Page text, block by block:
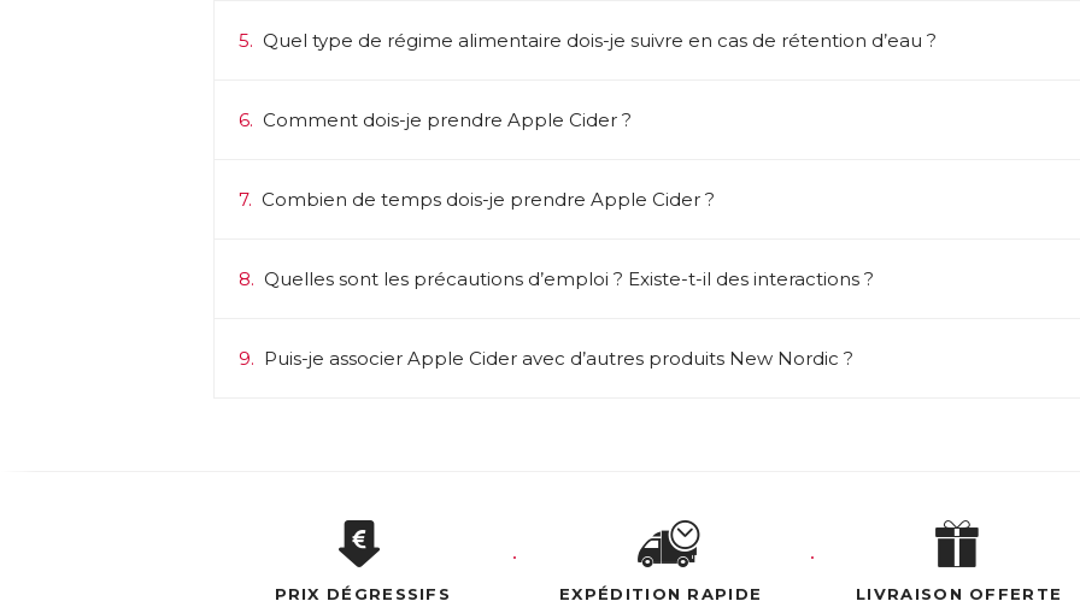
5. Quel type de régime alimentaire dois-je suivre en cas de rétention d’eau ?
6. Comment dois-je prendre Apple Cider ?
7. Combien de temps dois-je prendre Apple Cider ?
8. Quelles sont les précautions d’emploi ? Existe-t-il des interactions ?
9. Puis-je associer Apple Cider avec d’autres produits New Nordic ?
PRIX DÉGRESSIFS
EXPÉDITION RAPIDE
LIVRAISON OFFERTE